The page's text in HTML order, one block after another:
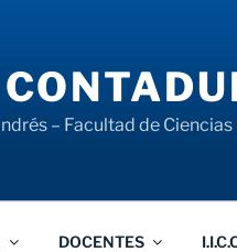
– Facultad de
DOCENTES